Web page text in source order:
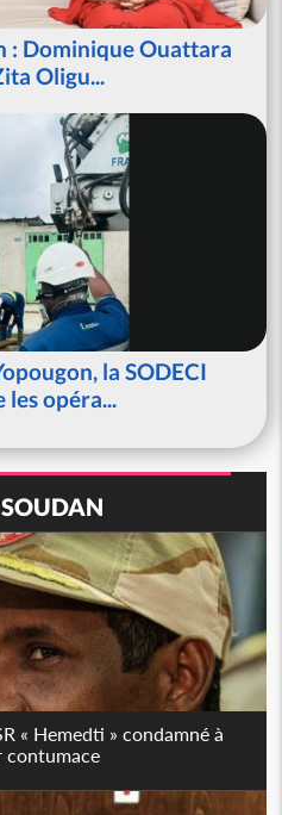
: Dominique Ouattara
Oligu...
la SODECI
les opéra...
SOUDAN
« Hemedti » condamné à
contumace